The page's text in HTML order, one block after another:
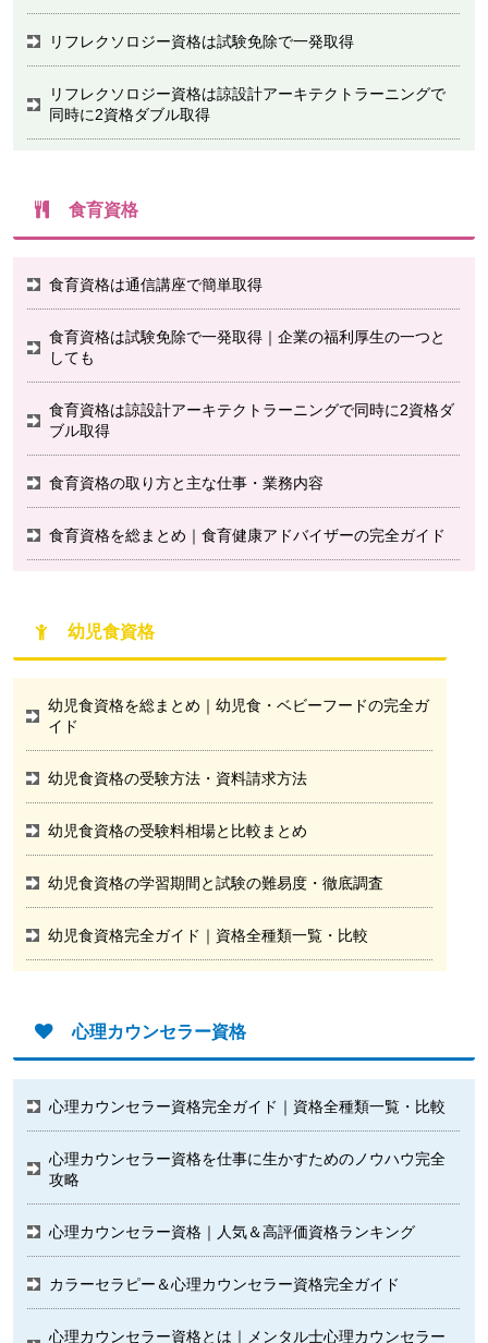
リフレクソロジー資格は試験免除で一発取得
リフレクソロジー資格は諒設計アーキテクトラーニングで
同時に2資格ダブル取得
食育資格
食育資格は通信講座で簡単取得
食育資格は試験免除で一発取得｜企業の福利厚生の一つと
しても
食育資格は諒設計アーキテクトラーニングで同時に2資格ダ
ブル取得
食育資格の取り方と主な仕事・業務内容
食育資格を総まとめ｜食育健康アドバイザーの完全ガイド
幼児食資格
幼児食資格を総まとめ｜幼児食・ベビーフードの完全ガ
イド
幼児食資格の受験方法・資料請求方法
幼児食資格の受験料相場と比較まとめ
幼児食資格の学習期間と試験の難易度・徹底調査
幼児食資格完全ガイド｜資格全種類一覧・比較
心理カウンセラー資格
心理カウンセラー資格完全ガイド｜資格全種類一覧・比較
心理カウンセラー資格を仕事に生かすためのノウハウ完全
攻略
心理カウンセラー資格｜人気＆高評価資格ランキング
カラーセラピー＆心理カウンセラー資格完全ガイド
心理カウンセラー資格とは｜メンタル士心理カウンセラー